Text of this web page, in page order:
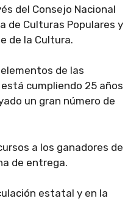
del Consejo Nacional
de Culturas Populares y
de la Cultura.
de las
cumpliendo 25 años
un gran número de
a los ganadores de
de entrega.
estatal y en la